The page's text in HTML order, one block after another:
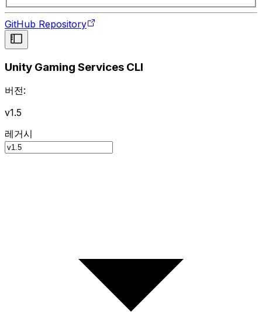
GitHub Repository
Unity Gaming Services CLI
버전:
v1.5
레거시